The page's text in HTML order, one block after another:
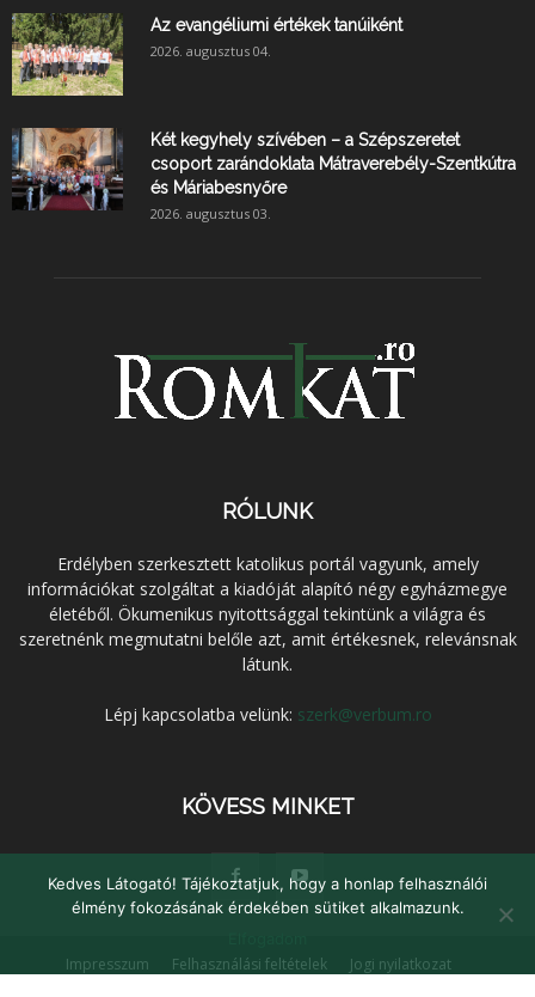
Az evangéliumi értékek tanúiként
2026. augusztus 04.
Két kegyhely szívében – a Szépszeretet
csoport zarándoklata Mátraverebély-Szentkútra
és Máriabesnyőre
2026. augusztus 03.
RÓLUNK
Erdélyben szerkesztett katolikus portál vagyunk, amely
információkat szolgáltat a kiadóját alapító négy egyházmegye
életéből. Ökumenikus nyitottsággal tekintünk a világra és
szeretnénk megmutatni belőle azt, amit értékesnek, relevánsnak
látunk.
Lépj kapcsolatba velünk: szerk@verbum.ro
KÖVESS MINKET
Impresszum Felhasználási feltételek
Jogi nyilatkozat
Kedves Látogató! Tájékoztatjuk, hogy a honlap felhasználói
élmény fokozásának érdekében sütiket alkalmazunk.